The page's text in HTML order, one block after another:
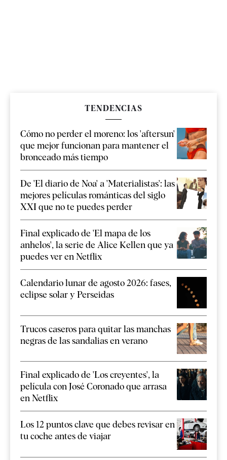
TENDENCIAS
Cómo no perder el moreno: los 'aftersun'
que mejor funcionan para mantener el
bronceado más tiempo
De 'El diario de Noa' a 'Materialistas': las
mejores películas románticas del siglo
XXI que no te puedes perder
Final explicado de 'El mapa de los
anhelos', la serie de Alice Kellen que ya
puedes ver en Netflix
Calendario lunar de agosto 2026: fases,
eclipse solar y Perseidas
Trucos caseros para quitar las manchas
negras de las sandalias en verano
Final explicado de 'Los creyentes', la
película con José Coronado que arrasa
en Netflix
Los 12 puntos clave que debes revisar en
tu coche antes de viajar